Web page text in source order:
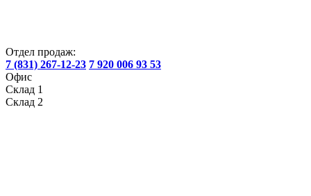
Отдел продаж:
7 (831) 267-12-23 7 920 006 93 53
Офис
Склад 1
Склад 2